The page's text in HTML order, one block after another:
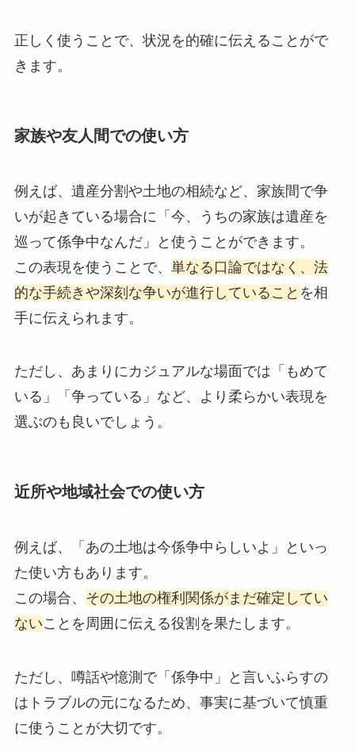
正しく使うことで、状況を的確に伝えることがで
きます。
家族や友人間での使い方
例えば、遺産分割や土地の相続など、家族間で争
いが起きている場合に「今、うちの家族は遺産を
巡って係争中なんだ」と使うことができます。
この表現を使うことで、 単なる口論ではなく、法
的な手続きや深刻な争いが進行していること を相
手に伝えられます。
ただし、あまりにカジュアルな場面では「もめて
いる」「争っている」など、より柔らかい表現を
選ぶのも良いでしょう。
近所や地域社会での使い方
例えば、「あの土地は今係争中らしいよ」といっ
た使い方もあります。
この場合、 その土地の権利関係がまだ確定してい
ないことを周囲に伝える役割を果たします。
ただし、噂話や憶測で「係争中」と言いふらすの
はトラブルの元になるため、事実に基づいて慎重
に使うことが大切です。